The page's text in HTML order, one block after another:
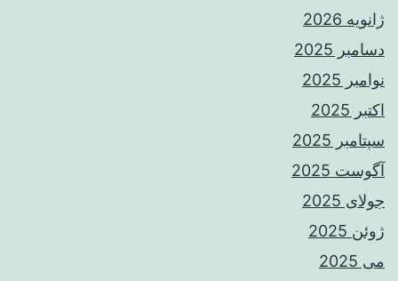
ژانویه 2026
دسامبر 2025
نوامبر 2025
اکتبر 2025
سپتامبر 2025
آگوست 2025
جولای 2025
ژوئن 2025
می 2025